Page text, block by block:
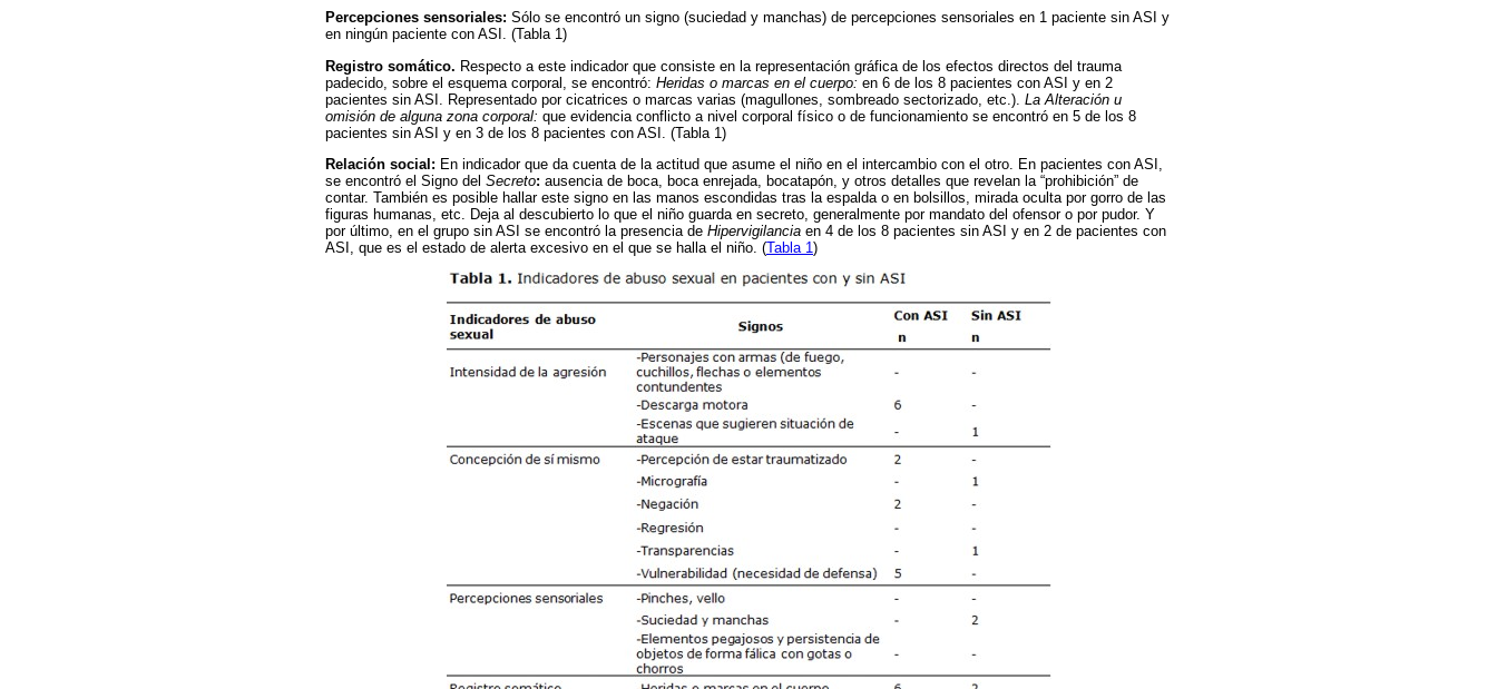
Percepciones sensoriales: Sólo se encontró un signo (suciedad y manchas) de percepciones sensoriales en 1 paciente sin ASI y
en ningún paciente con ASI. (Tabla 1)
Registro somático. Respecto a este indicador que consiste en la representación gráfica de los efectos directos del trauma
padecido, sobre el esquema corporal, se encontró: Heridas o marcas en el cuerpo: en 6 de los 8 pacientes con ASI y en 2
pacientes sin ASI. Representado por cicatrices o marcas varias (magullones, sombreado sectorizado, etc.). La Alteración u
omisión de alguna zona corporal: que evidencia conflicto a nivel corporal físico o de funcionamiento se encontró en 5 de los 8
pacientes sin ASI y en 3 de los 8 pacientes con ASI. (Tabla 1)
Relación social: En indicador que da cuenta de la actitud que asume el niño en el intercambio con el otro. En pacientes con ASI,
se encontró el Signo del Secreto: ausencia de boca, boca enrejada, bocatapón, y otros detalles que revelan la “prohibición” de
contar. También es posible hallar este signo en las manos escondidas tras la espalda o en bolsillos, mirada oculta por gorro de las
figuras humanas, etc. Deja al descubierto lo que el niño guarda en secreto, generalmente por mandato del ofensor o por pudor. Y
por último, en el grupo sin ASI se encontró la presencia de Hipervigilancia en 4 de los 8 pacientes sin ASI y en 2 de pacientes con
ASI, que es el estado de alerta excesivo en el que se halla el niño. (Tabla 1 )